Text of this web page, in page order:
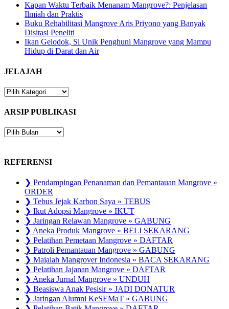
Kapan Waktu Terbaik Menanam Mangrove?: Penjelasan
Ilmiah dan Praktis
Buku Rehabilitasi Mangrove Aris Priyono yang Banyak
Disitasi Peneliti
Ikan Gelodok, Si Unik Penghuni Mangrove yang Mampu
Hidup di Darat dan Air
JELAJAH
JELAJAH
ARSIP PUBLIKASI
ARSIP
REFERENSI
❯ Pendampingan Penanaman dan Pemantauan Mangrove »
ORDER
❯ Tebus Jejak Karbon Saya » TEBUS
❯ Ikut Adopsi Mangrove » IKUT
❯ Jaringan Relawan Mangrove » GABUNG
❯ Aneka Produk Mangrove » BELI SEKARANG
❯ Pelatihan Pemetaan Mangrove » DAFTAR
❯ Patroli Pemantauan Mangrove » GABUNG
❯ Majalah Mangrover Indonesia » BACA SEKARANG
❯ Pelatihan Jajanan Mangrove » DAFTAR
❯ Aneka Jurnal Mangrove » UNDUH
❯ Beasiswa Anak Pesisir » JADI DONATUR
❯ Jaringan Alumni KeSEMaT » GABUNG